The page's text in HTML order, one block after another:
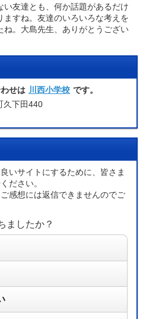
友達とも、何か話題があるだけ
すね。友達のいろいろな考えを
ね。大島先生、ありがとうござい
せは 川西小学校 です。
下田440
いサイトにするために、皆さま
ださい。
感想には返信できませんのでご
ましたか？